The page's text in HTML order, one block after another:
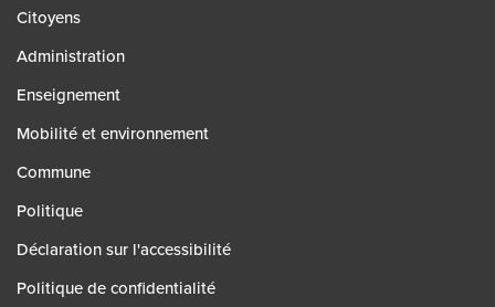
Citoyens
Administration
Enseignement
Mobilité et environnement
Commune
Politique
Déclaration sur l'accessibilité
Politique de confidentialité